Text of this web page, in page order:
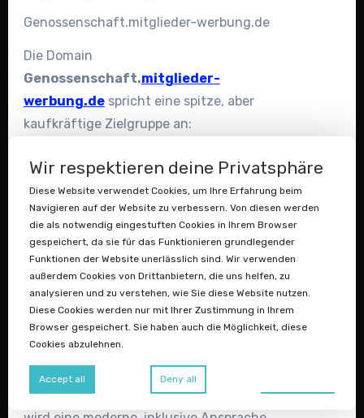
Genossenschaft.mitglieder-werbung.de
Die Domain
Genossenschaft.mitglieder-
werbung.despricht eine spitze, aber
kaufkräftige Zielgruppe an:
wollen.
Für Domainhändler ist dies eine attraktive
Basis für den Weiterverkauf an
spezialisierte Agenturen, Initiativen oder
Konsortien,
die Mitgliederkampagnen und Consulting
für eGs anbieten.
Genossenschaft.Mitgliederinnen.de
Genossenschaft.
Mitgliederinnen.de
Wir respektieren deine Privatsphäre
Diese Website verwendet Cookies, um Ihre Erfahrung beim
Navigieren auf der Website zu verbessern. Von diesen werden
die als notwendig eingestuften Cookies in Ihrem Browser
gespeichert, da sie für das Funktionieren grundlegender
Funktionen der Website unerlässlich sind. Wir verwenden
außerdem Cookies von Drittanbietern, die uns helfen, zu
analysieren und zu verstehen, wie Sie diese Website nutzen.
Diese Cookies werden nur mit Ihrer Zustimmung in Ihrem
Browser gespeichert. Sie haben auch die Möglichkeit, diese
Cookies abzulehnen.
Accept all Deny all